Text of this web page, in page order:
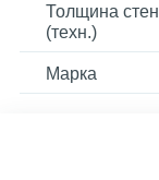
Толщина
(техн.)
Марка